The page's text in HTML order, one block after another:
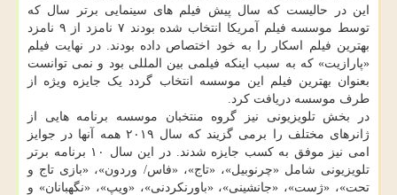
این در حالیست که سال پیش فیلم های سینمایی برتر سال که
توسط موسسه فیلم آمریکا انتخاب شده بودند ۷ نامزد از ۹ نامزد
بهترین فیلم اسکار را به خود اختصاص داده بودند. در نهایت فیلم
«پارازیت» که به سبب اینکه فیلمی بین المللی بود و نمی توانست
بعنوان بهترین فیلم این موسسه انتخاب گردد یک جایزه ویژه از
طرف موسسه دریافت کرد.
در بخش تلویزیونی نیز گروه منتخبان موسسه برنامه هایی از
ژانرهای مختلف را برمی گزیند که سال ۲۰۱۹ همه آنها در جوایز
امی نیز موفق به کسب جایزه شدند. در این سال ۱۰ برنامه برتر
تلویزیونی شامل «چرنوبیل»، «تاج»، «فاس/ وردون»، «بازی تاج و
تحت»، «ژست»، «جانشینی»، «باورنکردنی»، «ویپ»، «نگهبانان» و